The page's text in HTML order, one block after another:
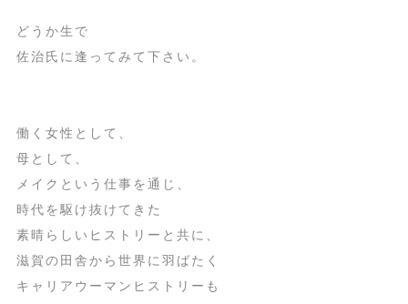
どうか生で
佐治氏に逢ってみて下さい。
働く女性として、
母として、
メイクという仕事を通じ、
時代を駆け抜けてきた
素晴らしいヒストリーと共に、
滋賀の田舎から世界に羽ばたく
キャリアウーマンヒストリーも